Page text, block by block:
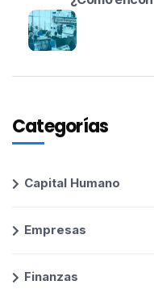
Categorías
Capital Humano
Empresas
Finanzas